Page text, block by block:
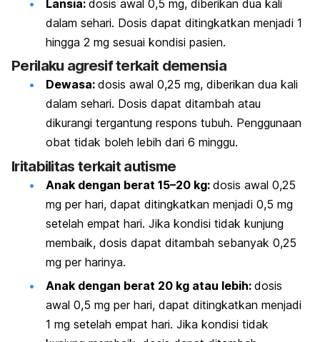
Lansia: dosis awal 0,5 mg, diberikan dua kali
dalam sehari. Dosis dapat ditingkatkan menjadi 1
hingga 2 mg sesuai kondisi pasien.
Perilaku agresif terkait demensia
Dewasa: dosis awal 0,25 mg, diberikan dua kali
dalam sehari. Dosis dapat ditambah atau
dikurangi tergantung respons tubuh. Penggunaan
obat tidak boleh lebih dari 6 minggu.
Iritabilitas terkait autisme
Anak dengan berat 15–20 kg: dosis awal 0,25
mg per hari, dapat ditingkatkan menjadi 0,5 mg
setelah empat hari. Jika kondisi tidak kunjung
membaik, dosis dapat ditambah sebanyak 0,25
mg per harinya.
Anak dengan berat 20 kg atau lebih: dosis
awal 0,5 mg per hari, dapat ditingkatkan menjadi
1 mg setelah empat hari. Jika kondisi tidak